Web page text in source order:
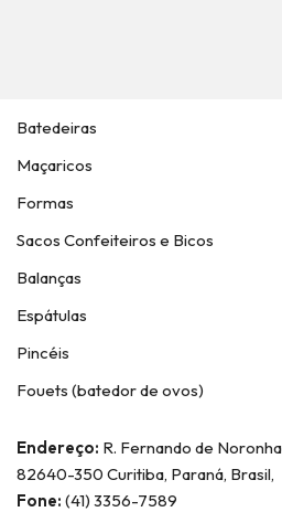
Batedeiras
Maçaricos
Formas
Sacos Confeiteiros e Bicos
Balanças
Espátulas
Pincéis
Fouets (batedor de ovos)
Endereço: R. Fernando de Noronha
82640-350 Curitiba, Paraná, Brasil,
Fone: (41) 3356-7589